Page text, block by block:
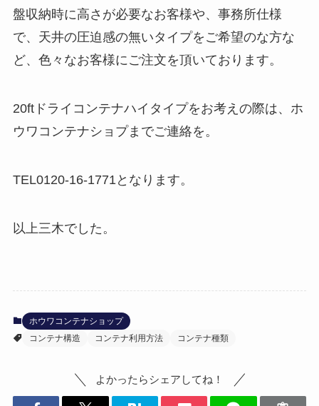
盤収納時に高さが必要なお客様や、事務所仕様
で、天井の圧迫感の無いタイプをご希望のな方な
ど、色々なお客様にご注文を頂いております。
20ftドライコンテナハイタイプをお考えの際は、ホ
ウワコンテナショプまでご連絡を。
TEL0120-16-1771となります。
以上三木でした。
ホウワコンテナショップ
コンテナ構造
コンテナ利用方法 コンテナ種類
よかったらシェアしてね！